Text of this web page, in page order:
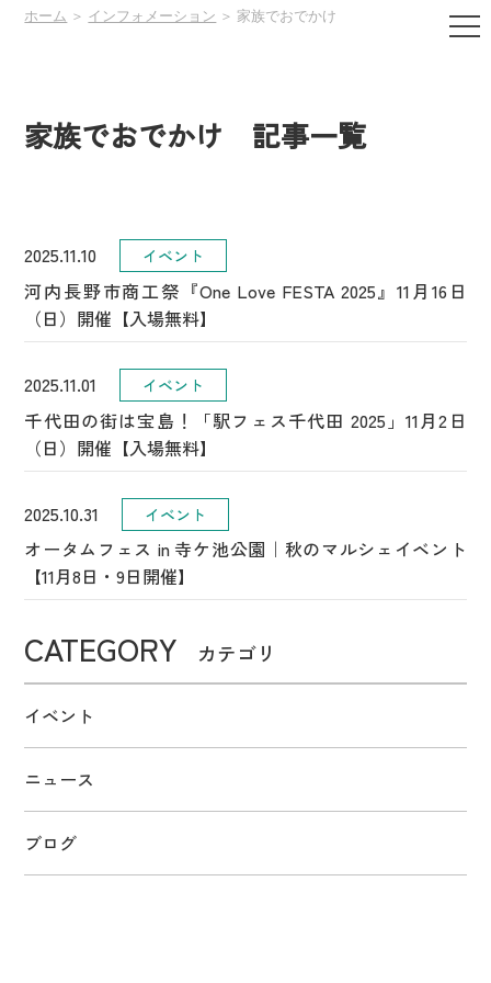
ホーム ＞ インフォメーション ＞ 家族でおでかけ
家族でおでかけ 記事一覧
2025.11.10 イベント
河内長野市商工祭『One Love FESTA 2025』11月16日
（日）開催【入場無料】
2025.11.01 イベント
千代田の街は宝島！「駅フェス千代田 2025」11月2日
（日）開催【入場無料】
2025.10.31 イベント
オータムフェス in 寺ケ池公園｜秋のマルシェイベント
【11月8日・9日開催】
CATEGORY カテゴリ
イベント
ニュース
ブログ